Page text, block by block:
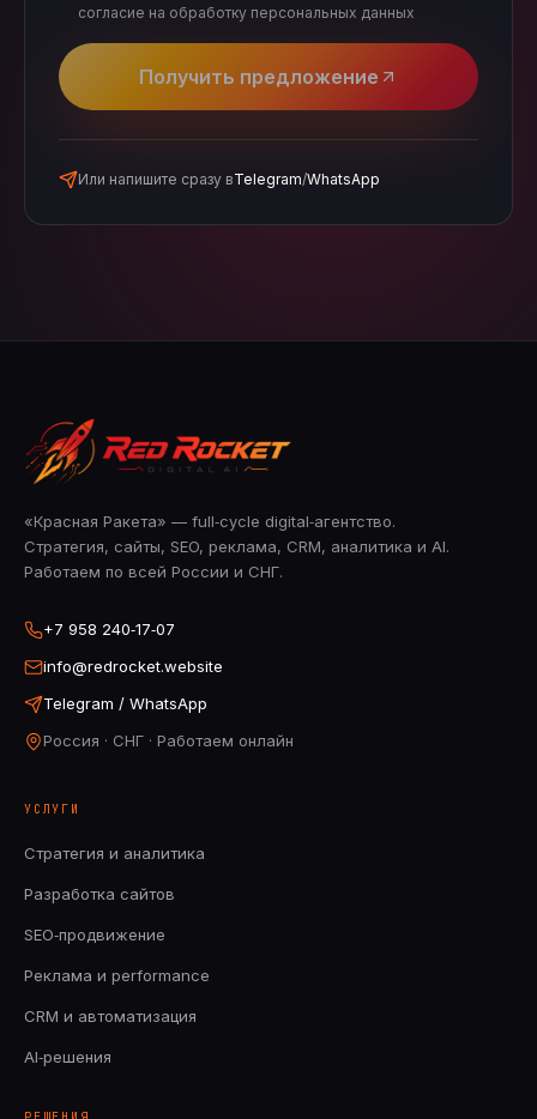
согласие на обработку персональных данных
Получить предложение
Или напишите сразу вTelegram/WhatsApp
«Красная Ракета» — full‑cycle digital‑агентство.
Стратегия, сайты, SEO, реклама, CRM, аналитика и AI.
Работаем по всей России и СНГ.
+7 958 240‑17‑07
info@redrocket.website
Telegram / WhatsApp
Россия · СНГ · Работаем онлайн
УСЛУГИ
Стратегия и аналитика
Разработка сайтов
SEO‑продвижение
Реклама и performance
CRM и автоматизация
AI‑решения